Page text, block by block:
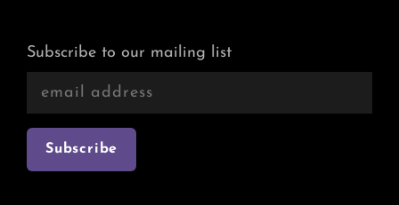
Subscribe to our mailing list